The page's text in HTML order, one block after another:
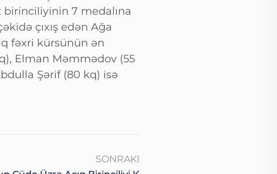
7 medalına
çıxış edən Ağa
fəxri kürsünün ən
Elman Məmmədov (55
Şərif (80 kq) isə
SONRAKI